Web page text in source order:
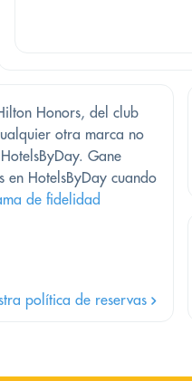
Honors, del club
otra marca no
Gane
en HotelsByDay cuando
de fidelidad
política de reservas